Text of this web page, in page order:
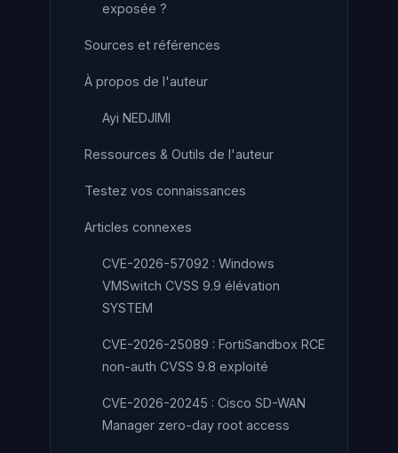
exposée ?
Sources et références
À propos de l'auteur
Ayi NEDJIMI
Ressources & Outils de l'auteur
Testez vos connaissances
Articles connexes
CVE-2026-57092 : Windows
VMSwitch CVSS 9.9 élévation
SYSTEM
CVE-2026-25089 : FortiSandbox RCE
non-auth CVSS 9.8 exploité
CVE-2026-20245 : Cisco SD-WAN
Manager zero-day root access